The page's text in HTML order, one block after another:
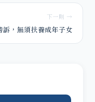
下一則 →
，無須扶養成年子女